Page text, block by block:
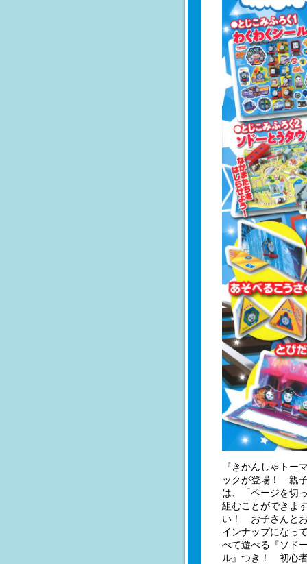
『きかんしゃトー
ックが登場！ 親
は、「ページを切
組むことができま
い！ お子さんとお
インナップになっ
べて遊べる『ソド
ル』つき！ 初心